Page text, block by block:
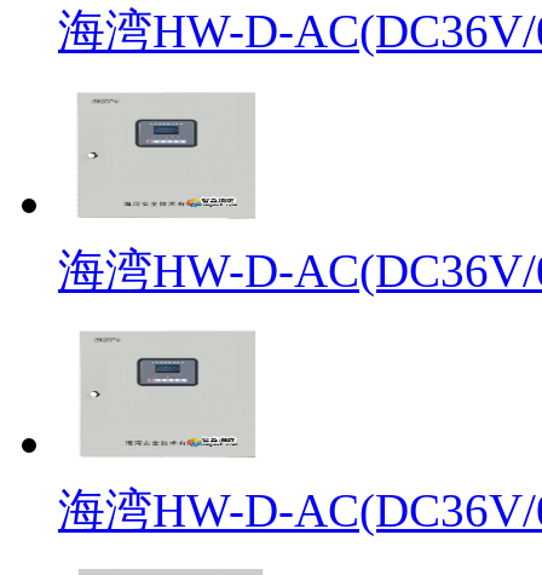
海湾HW-D-AC(DC36V/
海湾HW-D-AC(DC36V/
海湾HW-D-AC(DC36V/